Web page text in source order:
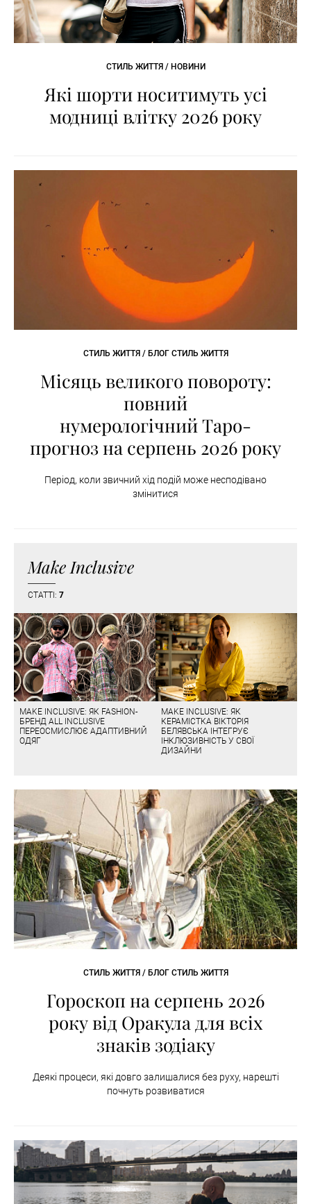
СТИЛЬ ЖИТТЯ / НОВИНИ
Які шорти носитимуть усі
модниці влітку 2026 року
СТИЛЬ ЖИТТЯ / БЛОГ СТИЛЬ ЖИТТЯ
Місяць великого повороту:
повний
нумерологічний Таро-
прогноз на серпень 2026 року
Період, коли звичний хід подій може несподівано
змінитися
Make Inclusive
СТАТТІ: 7
MAKE INCLUSIVE: ЯК FASHION-
БРЕНД ALL INCLUSIVE
ПЕРЕОСМИСЛЮЄ АДАПТИВНИЙ
ОДЯГ
MAKE INCLUSIVE: ЯК
КЕРАМІСТКА ВІКТОРІЯ
БЕЛЯВСЬКА ІНТЕГРУЄ
ІНКЛЮЗИВНІСТЬ У СВОЇ
ДИЗАЙНИ
СТИЛЬ ЖИТТЯ / БЛОГ СТИЛЬ ЖИТТЯ
Гороскоп на серпень 2026
року від Оракула для всіх
знаків зодіаку
Деякі процеси, які довго залишалися без руху, нарешті
почнуть розвиватися